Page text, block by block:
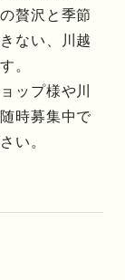
贅沢と季節
ない、川越
。
ップ様や川
時募集中で
い。